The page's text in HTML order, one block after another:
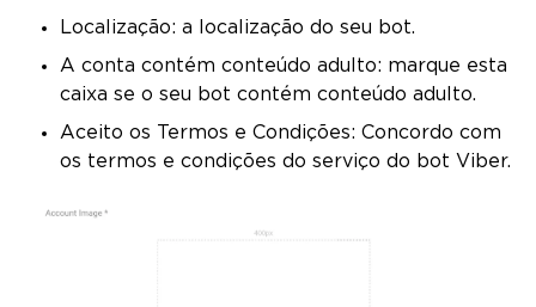
Localização: a localização do seu bot.
A conta contém conteúdo adulto: marque esta
caixa se o seu bot contém conteúdo adulto.
Aceito os Termos e Condições: Concordo com
os termos e condições do serviço do bot Viber.